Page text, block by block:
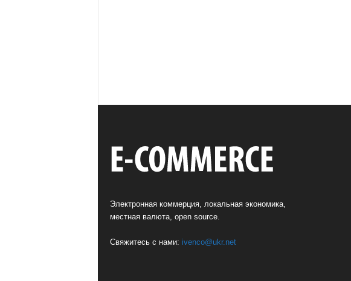
Электронная коммерция, локальная экономика,
местная валюта, open source.
Свяжитесь с нами: ivenco@ukr.net